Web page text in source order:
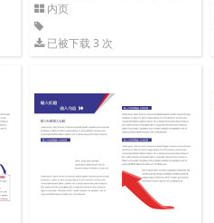
内页
已被下载 3 次